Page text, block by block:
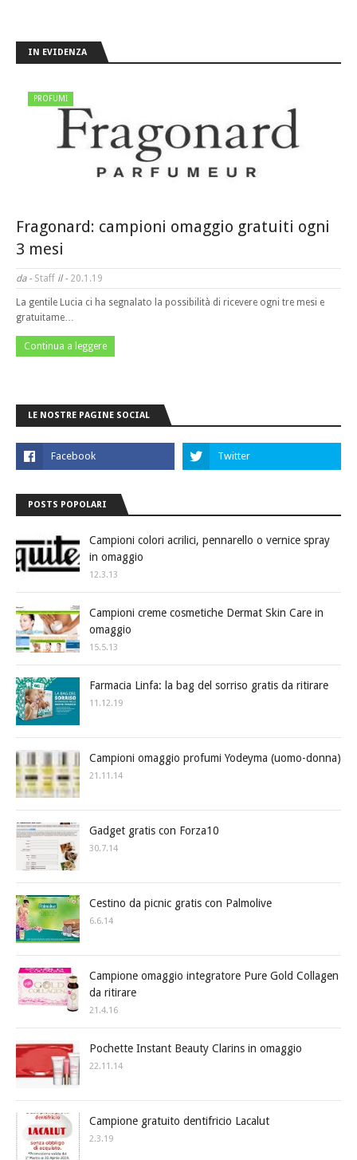
IN EVIDENZA
PROFUMI
Fragonard: campioni omaggio gratuiti ogni
3 mesi
da - Staff il - 20.1.19
La gentile Lucia ci ha segnalato la possibilità di ricevere ogni tre mesi e
gratuitame…
Continua a leggere
LE NOSTRE PAGINE SOCIAL
POSTS POPOLARI
Campioni colori acrilici, pennarello o vernice spray
in omaggio
12.3.13
Campioni creme cosmetiche Dermat Skin Care in
omaggio
15.5.13
Farmacia Linfa: la bag del sorriso gratis da ritirare
11.12.19
Campioni omaggio profumi Yodeyma (uomo-donna)
21.11.14
Gadget gratis con Forza10
30.7.14
Cestino da picnic gratis con Palmolive
6.6.14
Campione omaggio integratore Pure Gold Collagen
da ritirare
21.4.16
Pochette Instant Beauty Clarins in omaggio
22.11.14
Campione gratuito dentifricio Lacalut
2.3.19